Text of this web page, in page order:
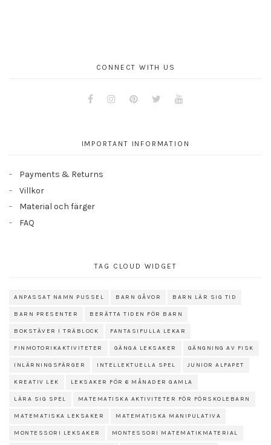
CONNECT WITH US
FacebookInstagramPinterestTwitter
IMPORTANT INFORMATION
Payments & Returns
Villkor
Material och färger
FAQ
TAG CLOUD WIDGET
ANPASSAT NAMN PUSSEL BARN GÅVOR BARN LÄR SIG TID
BARN PRESENTER BERÄTTA TIDEN FÖR BARN
BOKSTÄVER I TRÄBLOCK FANTASIFULLA LEKAR
FINMOTORIKAKTIVITETER GÄNGA LEKSAKER GÄNGNING AV FISK
INLÄRNINGSFÄRGER INTELLEKTUELLA SPEL JUNIOR ALFAPET
KREATIV LEK LEKSAKER FÖR 6 MÅNADER GAMLA
LÄRA SIG SPEL MATEMATISKA AKTIVITETER FÖR FÖRSKOLEBARN
MATEMATISKA LEKSAKER MATEMATISKA MANIPULATIVA
MONTESSORI LEKSAKER MONTESSORI MATEMATIKMATERIAL